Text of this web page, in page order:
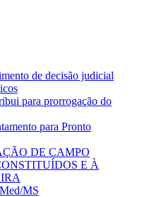
de decisão judicial
para prorrogação do
para Pronto
DE CAMPO
E À
MS